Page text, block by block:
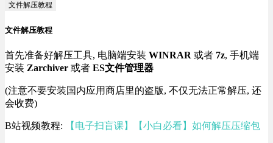
文件解压教程
文件解压教程
首先准备好解压工具, 电脑端安装 WINRAR 或者 7z, 手机端
安装 Zarchiver 或者 ES文件管理器
(注意不要安装国内应用商店里的盗版, 不仅无法正常解压, 还
会收费)
B站视频教程: 【电子扫盲课】【小白必看】如何解压压缩包